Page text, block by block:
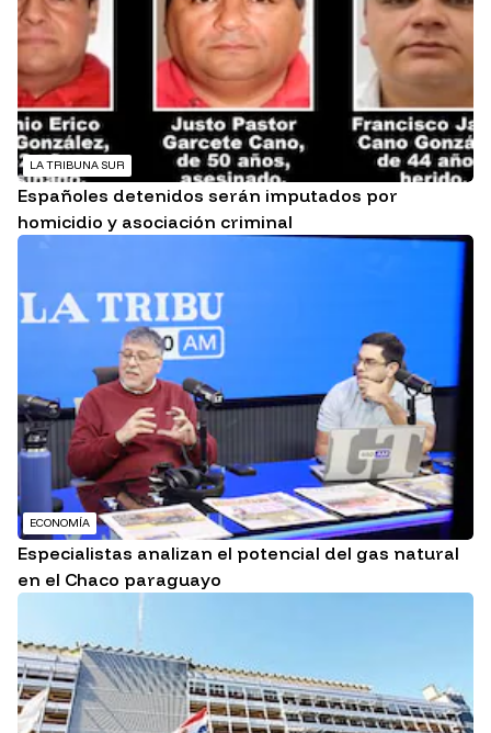
LA TRIBUNA SUR
Españoles detenidos serán imputados por
homicidio y asociación criminal
ECONOMÍA
Especialistas analizan el potencial del gas natural
en el Chaco paraguayo